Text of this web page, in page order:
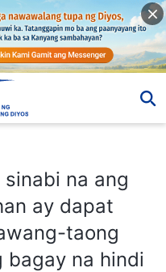
na ang
ay dapat
taong
bagay na hindi